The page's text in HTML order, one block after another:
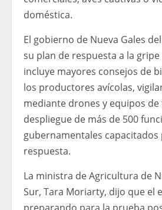
doméstica.
El gobierno de Nueva Gales
su plan de respuesta a la
incluye mayores consejos de
los productores avícolas,
mediante drones y equipos de
despliegue de más de 500
gubernamentales capacitados
respuesta.
La ministra de Agricultura de
Sur, Tara Moriarty, dijo que el